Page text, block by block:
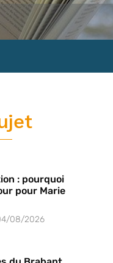
: pourquoi
pour Marie
08/2026